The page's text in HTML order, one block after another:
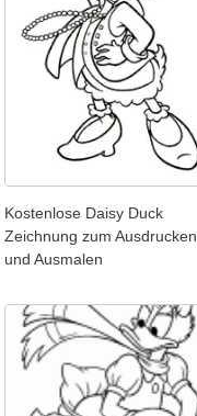
Kostenlose Daisy Duck
Zeichnung zum Ausdrucken
und Ausmalen